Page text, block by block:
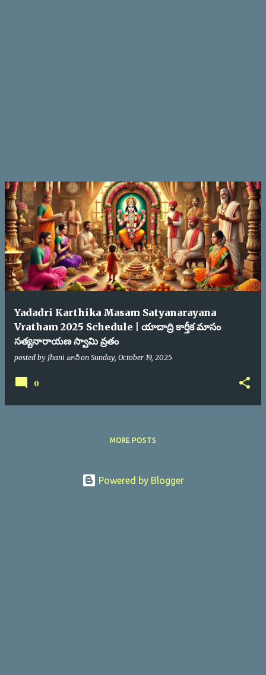
Yadadri Karthika Masam Satyanarayana
Vratham 2025 Schedule | యాదాద్రి కార్తీక మాసం
సత్యనారాయణ స్వామి వ్రతం
posted by Jhani జానీ on Sunday, October 19, 2025
0
MORE POSTS
Powered by Blogger